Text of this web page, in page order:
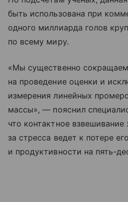
быть использована при
одного миллиарда голов
по всему миру.
«Мы существенно
на проведение оценки и
измерения линейных
массы», — пояснил
что контактное
за стресса ведет к потере
и продуктивности на пять-